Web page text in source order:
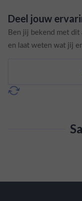
Deel jouw
Ben jij bekend met
en laat weten wat jij